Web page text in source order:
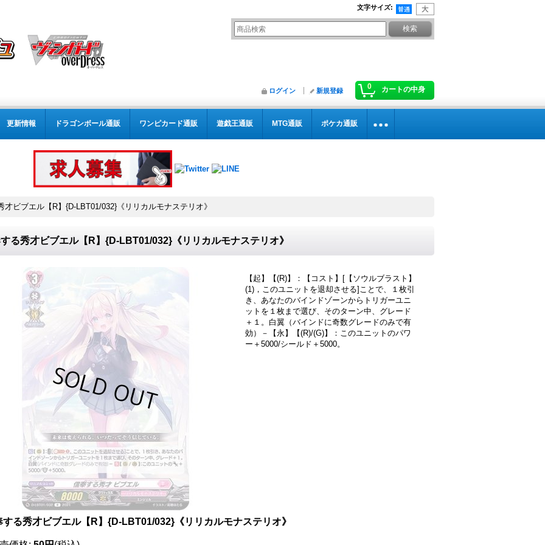
文字サイズ:
0 カートの中身
ログイン 新規登録
更新情報 ドラゴンボール通販 ワンピカード通販 遊戯王通販 MTG通販 ポケカ通販
才ビブエル【R】{D-LBT01/032}《リリカルモナステリオ》
る秀才ビブエル【R】{D-LBT01/032}《リリカルモナステリオ》
【起】【(R)】：【コスト】[【ソウルブラスト】
(1)，このユニットを退却させる]ことで、１枚引
き、あなたのバインドゾーンからトリガーユニ
ットを１枚まで選び、そのターン中、グレード
＋１。白翼（バインドに奇数グレードのみで有
効）－【永】【(R)/(G)】：このユニットのパワ
ー＋5000/シールド＋5000。
する秀才ビブエル【R】{D-LBT01/032}《リリカルモナステリオ》